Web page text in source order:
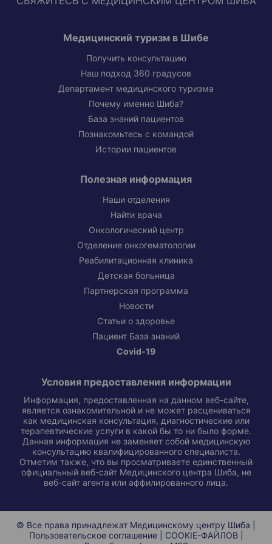
Медицинский туризм в Шибе
Получить консультацию
Наш подход 360 градусов
Департамент медицинского туризма
Почему именно Шиба?
База знаний пациентов
Познакомьтесь с командой
Истории пациентов
Полезная информация
Наши отделения
Найти врача
Онкологический центр
Отделение онкогематологии
Реабилитационная клиника
Детская больница
Партнерская программа
Новости
Статьи о здоровье
Пациент База знаний
Covid-19
Условия предоставления информации
Информация, предоставленная на данном веб-сайте,
является ознакомительной и не может расцениваться
как медицинская консультация, диагностические или
терапевтические услуги в какой бы то ни было форме.
Данная информация не заменяет собой медицинскую
консультацию квалифицированного специалиста.
Отметим также, что вы просматриваете единственный
официальный веб-сайт Медицинского центра Шиба, не
веб-сайт агента или аффилированного лица.
© Все права принадлежат Медицинскому центру Шиба |
Пользовательское соглашение| COOKIE-ФАЙЛОВ|